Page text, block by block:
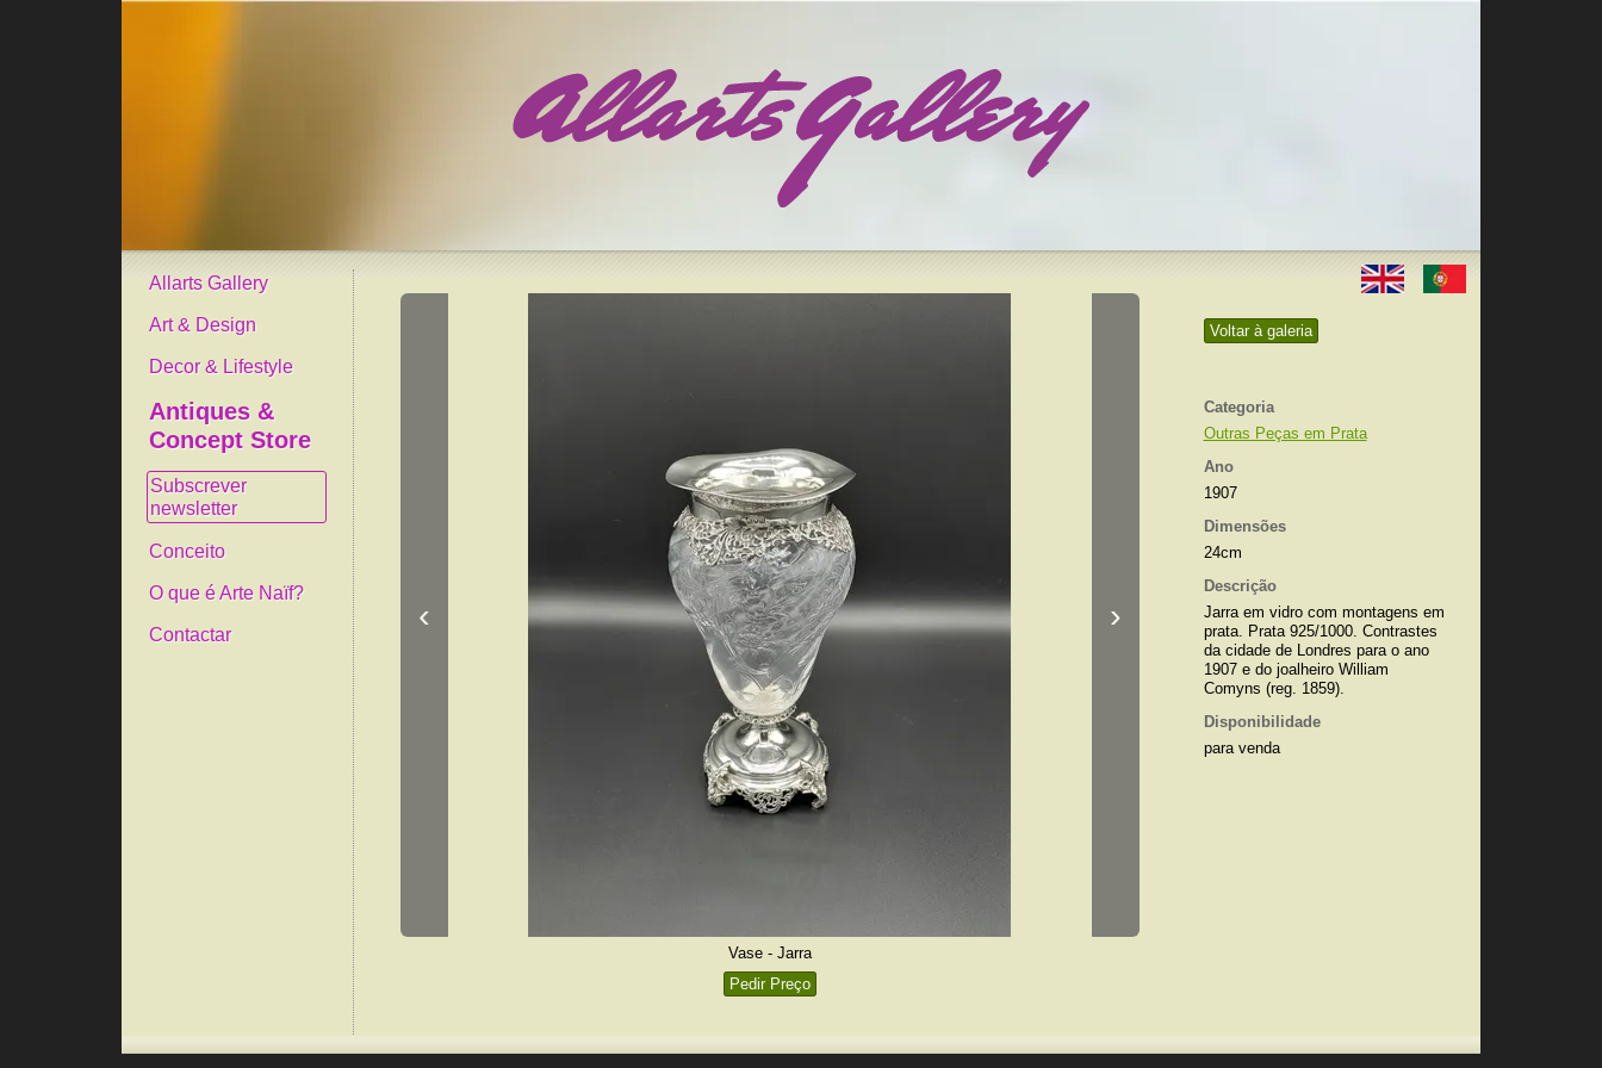
Allarts Gallery
Art & Design
Decor & Lifestyle
Antiques &
Concept Store
Subscrever
newsletter
Conceito
O que é Arte Naïf?
Contactar
Voltar à galeria
Categoria
Outras Peças em Prata
Ano
1907
Dimensões
24cm
Descrição
Jarra em vidro com montagens em
prata. Prata 925/1000. Contrastes
da cidade de Londres para o ano
1907 e do joalheiro William
Comyns (reg. 1859).
Disponibilidade
para venda
‹ ›
Vase - Jarra
Pedir Preço